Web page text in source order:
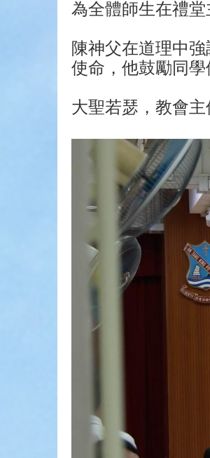
為全體師生在禮堂
陳神父在道理中
使命，他鼓勵同
大聖若瑟，教會